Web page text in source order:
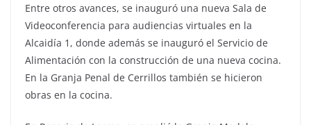
Entre otros avances, se inauguró una nueva Sala de
Videoconferencia para audiencias virtuales en la
Alcaidía 1, donde además se inauguró el Servicio de
Alimentación con la construcción de una nueva cocina.
En la Granja Penal de Cerrillos también se hicieron
obras en la cocina.